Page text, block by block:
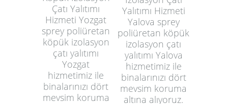
Çatı Yalıtımı
Hizmeti Yozgat
sprey poliüretan
köpük izolasyon
çatı yalıtımı
Yozgat
hizmetimiz ile
binalarınızı dört
mevsim koruma
Yalıtımı Hizmeti
Yalova sprey
poliüretan köpük
izolasyon çatı
yalıtımı Yalova
hizmetimiz ile
binalarınızı dört
mevsim koruma
altına alıyoruz.